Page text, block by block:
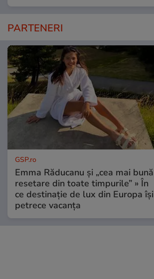
PARTENERI
GSP.ro
Emma Răducanu și „cea mai bună
resetare din toate timpurile” » În
ce destinație de lux din Europa își
petrece vacanța